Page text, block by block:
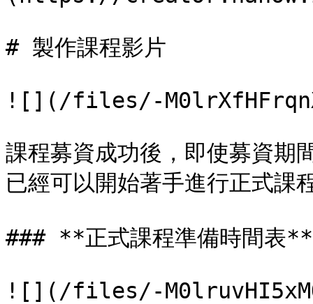
# 製作課程影片
![](/files/-
課程募資成功後，即使募資
已經可以開始著手進行正式課
### **正式課程準備時間表**
![](/files/-